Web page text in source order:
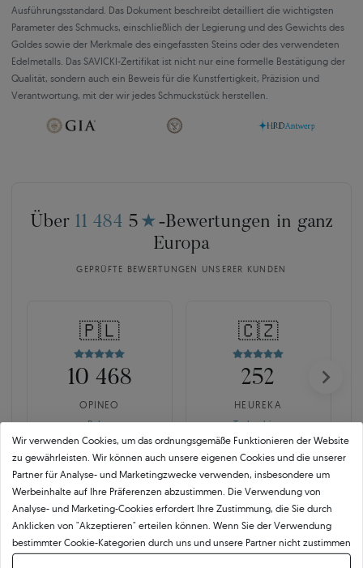
Ausführungsstandard. Das Dokument beschreibt detailliert die wichtigsten
Parameter des Schmucks, einschließlich der Legierung und des Gewichts des
Goldes sowie der Merkmale des eingefassten Steins oder des verwendeten
Edelmetalls. Das SAVICKI-Zertifikat ist nicht nur eine formelle Bestätigung der
Qualität, sondern auch ein Beweis für die Kunstfertigkeit, Präzision und
Verantwortung, mit der wir jedes Schmuckstück herstellen.
Über 11 484 5 ★ -Bewertungen in ganz
Europa
GEPRÜFTE BEWERTUNGEN UNSERER KUNDEN
🇵🇱
10 468
OPINEO
Polen
🇨🇿
252
HEUREKA
Tschechien
SAVICKI 5C ist mehr als der
Wir verwenden Cookies, um das ordnungsgemäße Funktionieren der Website
zu gewährleisten. Wir können auch unsere eigenen Cookies und die unserer
Partner für Analyse- und Marketingzwecke verwenden, insbesondere um
Werbeinhalte auf Ihre Präferenzen abzustimmen. Die Verwendung von
Analyse- und Marketing-Cookies erfordert Ihre Zustimmung, die Sie durch
Anklicken von "Akzeptieren" erteilen können. Wenn Sie der Verwendung
bestimmter Cookie-Kategorien durch uns und unsere Partner nicht zustimmen
möchten, klicken Sie auf "Lassen Sie mich wählen" und bestimmen Sie Ihre